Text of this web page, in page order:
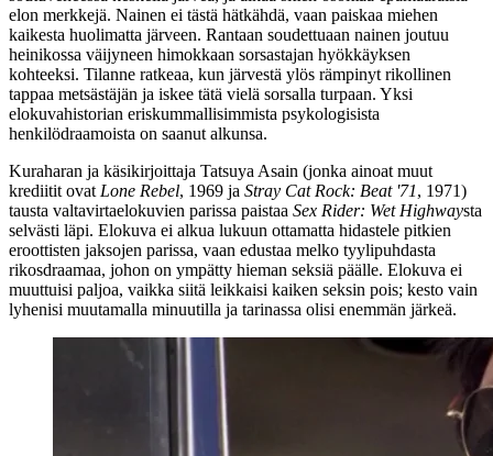
elon merkkejä. Nainen ei tästä hätkähdä, vaan paiskaa miehen
kaikesta huolimatta järveen. Rantaan soudettuaan nainen joutuu
heinikossa väijyneen himokkaan sorsastajan hyökkäyksen
kohteeksi. Tilanne ratkeaa, kun järvestä ylös rämpinyt rikollinen
tappaa metsästäjän ja iskee tätä vielä sorsalla turpaan. Yksi
elokuvahistorian eriskummallisimmista psykologisista
henkilödraamoista on saanut alkunsa.
Kuraharan ja käsikirjoittaja Tatsuya Asain (jonka ainoat muut
krediitit ovat Lone Rebel, 1969 ja Stray Cat Rock: Beat '71, 1971)
tausta valtavirtaelokuvien parissa paistaa Sex Rider: Wet Highwaysta
selvästi läpi. Elokuva ei alkua lukuun ottamatta hidastele pitkien
eroottisten jaksojen parissa, vaan edustaa melko tyylipuhdasta
rikosdraamaa, johon on ympätty hieman seksiä päälle. Elokuva ei
muuttuisi paljoa, vaikka siitä leikkaisi kaiken seksin pois; kesto vain
lyhenisi muutamalla minuutilla ja tarinassa olisi enemmän järkeä.